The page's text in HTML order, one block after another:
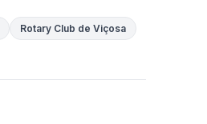
Rotary Club de Viçosa